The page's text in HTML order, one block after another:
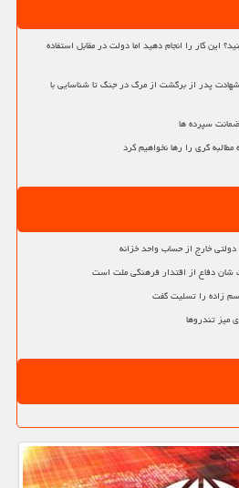
این کار را انجام دهید اما دولت در مقابل استفاده
پدر از برگشت از مرگ در جنگ تا شناسایی با
سپرده ها
گری را رها نخواهیم کرد
شان دفاع از اقتدار فرهنگی ملت است
زاده را تسلیت گفت
میز تندروها